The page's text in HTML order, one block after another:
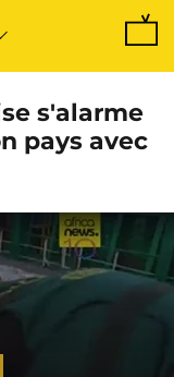
s'alarme
pays avec